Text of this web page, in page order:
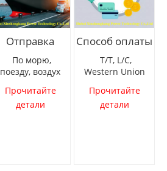
Отправка
По морю,
поезду, воздух
Прочитайте
детали
Способ оплаты
T/T, L/C,
Western Union
Прочитайте
детали